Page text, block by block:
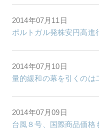
2014年07月11日
ポルトガル発株安円高進
2014年07月10日
量的緩和の幕を引くのは
2014年07月09日
台風８号、国際商品価格